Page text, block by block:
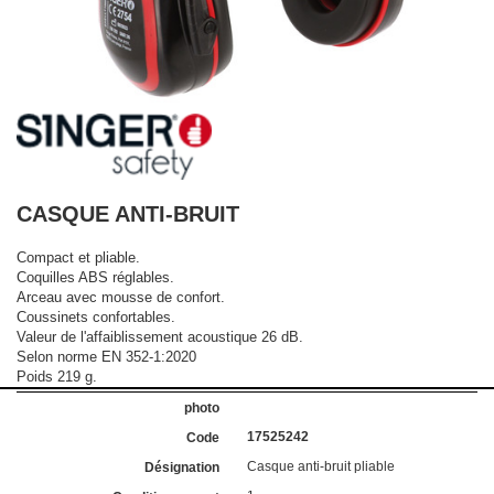
CASQUE ANTI-BRUIT
Compact et pliable.
Coquilles ABS réglables.
Arceau avec mousse de confort.
Coussinets confortables.
Valeur de l'affaiblissement acoustique 26 dB.
Selon norme EN 352-1:2020
Poids 219 g.
17525242
Casque anti-bruit pliable